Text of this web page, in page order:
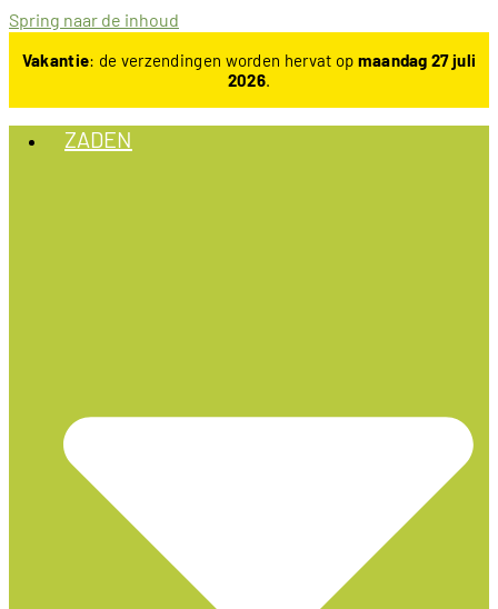
Spring naar de inhoud
Vakantie: de verzendingen worden hervat op maandag 27 juli
2026.
ZADEN